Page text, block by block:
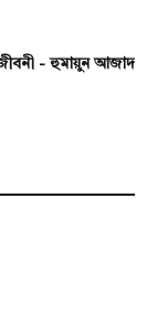
- হুমায়ুন আজাদ